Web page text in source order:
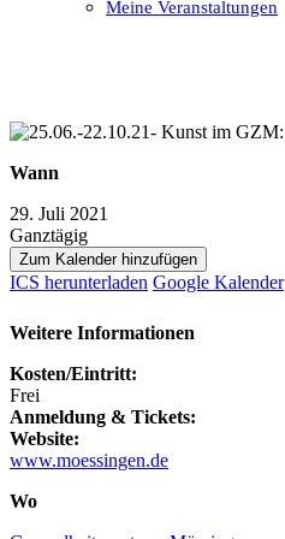
Meine Veranstaltungen
Wann
29. Juli 2021
Ganztägig
Zum Kalender hinzufügen
ICS herunterladen Google Kalender
Weitere Informationen
Kosten/Eintritt:
Frei
Anmeldung & Tickets:
Website:
www.moessingen.de
Wo